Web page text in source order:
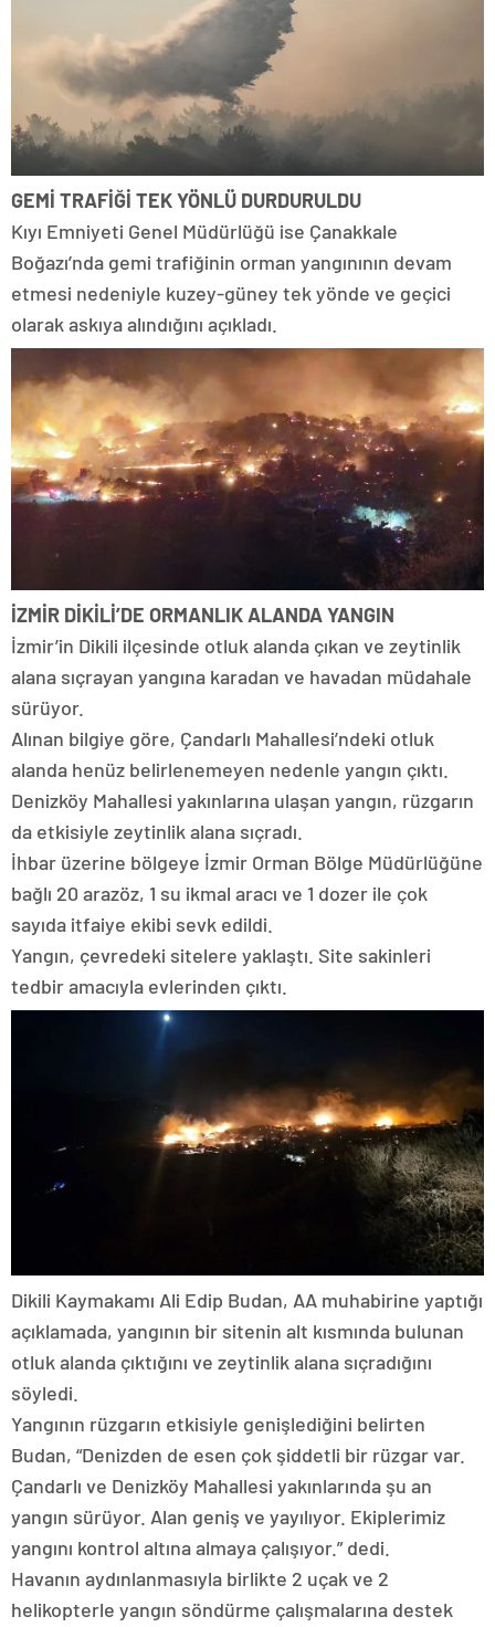
GEMİ TRAFİĞİ TEK YÖNLÜ DURDURULDU
Kıyı Emniyeti Genel Müdürlüğü ise Çanakkale
Boğazı’nda gemi trafiğinin orman yangınının devam
etmesi nedeniyle kuzey-güney tek yönde ve geçici
olarak askıya alındığını açıkladı.
İZMİR DİKİLİ’DE ORMANLIK ALANDA YANGIN
İzmir’in Dikili ilçesinde otluk alanda çıkan ve zeytinlik
alana sıçrayan yangına karadan ve havadan müdahale
sürüyor.
Alınan bilgiye göre, Çandarlı Mahallesi’ndeki otluk
alanda henüz belirlenemeyen nedenle yangın çıktı.
Denizköy Mahallesi yakınlarına ulaşan yangın, rüzgarın
da etkisiyle zeytinlik alana sıçradı.
İhbar üzerine bölgeye İzmir Orman Bölge Müdürlüğüne
bağlı 20 arazöz, 1 su ikmal aracı ve 1 dozer ile çok
sayıda itfaiye ekibi sevk edildi.
Yangın, çevredeki sitelere yaklaştı. Site sakinleri
tedbir amacıyla evlerinden çıktı.
Dikili Kaymakamı Ali Edip Budan, AA muhabirine yaptığı
açıklamada, yangının bir sitenin alt kısmında bulunan
otluk alanda çıktığını ve zeytinlik alana sıçradığını
söyledi.
Yangının rüzgarın etkisiyle genişlediğini belirten
Budan, “Denizden de esen çok şiddetli bir rüzgar var.
Çandarlı ve Denizköy Mahallesi yakınlarında şu an
yangın sürüyor. Alan geniş ve yayılıyor. Ekiplerimiz
yangını kontrol altına almaya çalışıyor.” dedi.
Havanın aydınlanmasıyla birlikte 2 uçak ve 2
helikopterle yangın söndürme çalışmalarına destek